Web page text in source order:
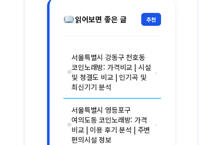
읽어보면 좋은 글 추천
서울특별시 강동구 천호동
코인노래방: 가격비교 | 시설
및 청결도 비교 | 인기곡 및
최신기기 분석
›
서울특별시 영등포구
여의도동 코인노래방: 가격
비교 | 이용 후기 분석 | 주변
편의시설 정보
›